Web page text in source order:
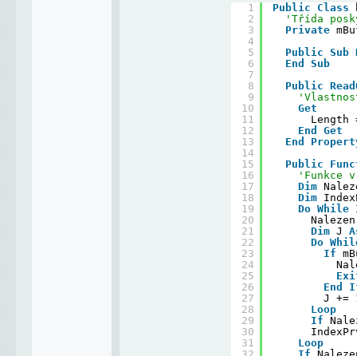
1
2
3
4
5
6
7
8
9
10
11
12
13
14
15
16
17
18
19
20
21
22
23
24
25
26
27
28
29
30
31
Public Class
'Třída
Private
Public
Sub
End
Sub
Public
Get
Length
End
Get
End
Public
'Funkce
Dim
Dim
Do While
Dim J
Do
If
End
J +=
Loop
If
Loop